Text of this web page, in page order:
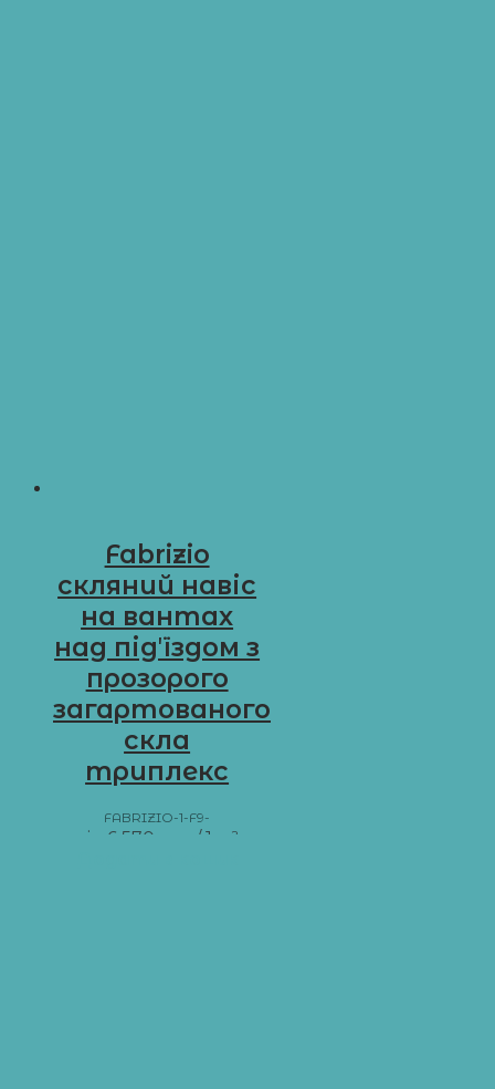
Fabrizio
скляний навіс
на вантах
над підʼїздом з
прозорого
загартованого
скла
триплекс
FABRIZIO-1-F9-
від 6 570
/ 1 м²